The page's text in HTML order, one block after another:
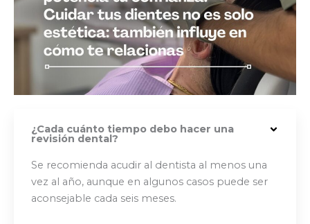
¿Cada cuánto tiempo debo hacer una
revisión dental?
Se recomienda acudir al dentista al menos una
vez al año, aunque en algunos casos puede ser
aconsejable cada seis meses.